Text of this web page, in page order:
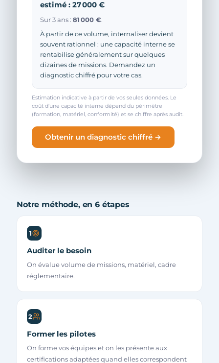
estimé : 27 000 €
Sur 3 ans : 81 000 €.
À partir de ce volume, internaliser devient
souvent rationnel : une capacité interne se
rentabilise généralement sur quelques
dizaines de missions. Demandez un
diagnostic chiffré pour votre cas.
Estimation indicative à partir de vos seules données. Le
coût d'une capacité interne dépend du périmètre
(formation, matériel, conformité) et se chiffre après audit.
Obtenir un diagnostic chiffré →
Notre méthode, en 6 étapes
1
Auditer le besoin
On évalue volume de missions, matériel, cadre
réglementaire.
2
Former les pilotes
On forme vos équipes et on les présente aux
certifications adaptées quand elles correspondent